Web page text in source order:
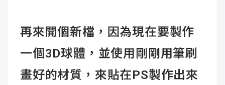
再來開個新檔，因為現在要製作
一個3D球體，並使用剛剛用筆刷
畫好的材質，來貼在PS製作出來